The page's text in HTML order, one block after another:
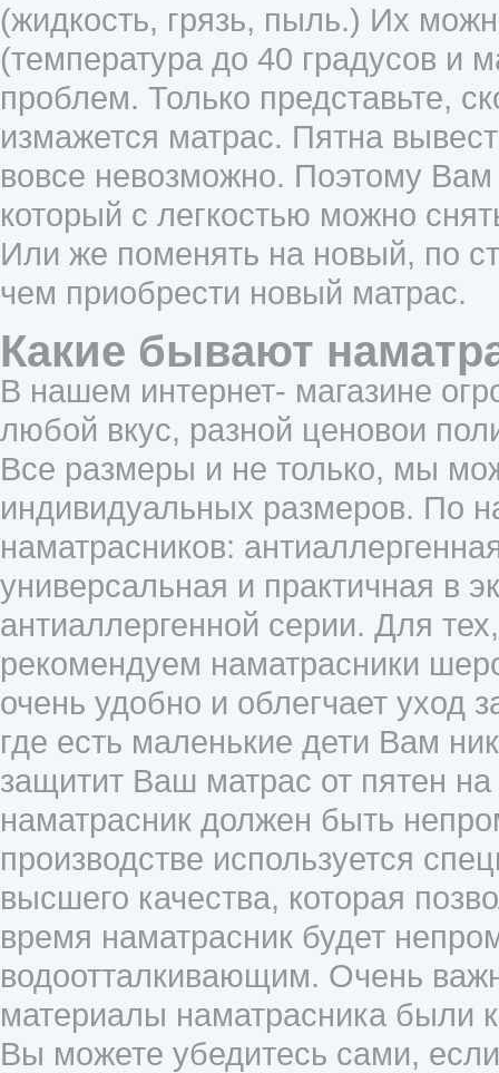
(жидкость, грязь, пыль.) Их
(температура до 40 градусов и
проблем. Только представьте,
измажется матрас. Пятна
вовсе невозможно. Поэтому Вам
который с легкостью можно
Или же поменять на новый, по
чем приобрести новый матрас.
Какие бывают
В нашем интернет- магазине
любой вкус, разной ценовои
Все размеры и не только, мы
индивидуальных размеров. По
наматрасников:
универсальная и практичная в
антиаллергенной серии. Для
рекомендуем наматрасники
очень удобно и облегчает уход
где есть маленькие дети Вам
защитит Ваш матрас от пятен
наматрасник должен быть
производстве используется
высшего качества, которая
время наматрасник будет
водоотталкивающим. Очень
материалы наматрасника были
Вы можете убедитесь сами,